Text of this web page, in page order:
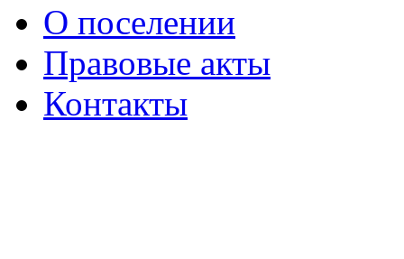
О поселении
Правовые акты
Контакты